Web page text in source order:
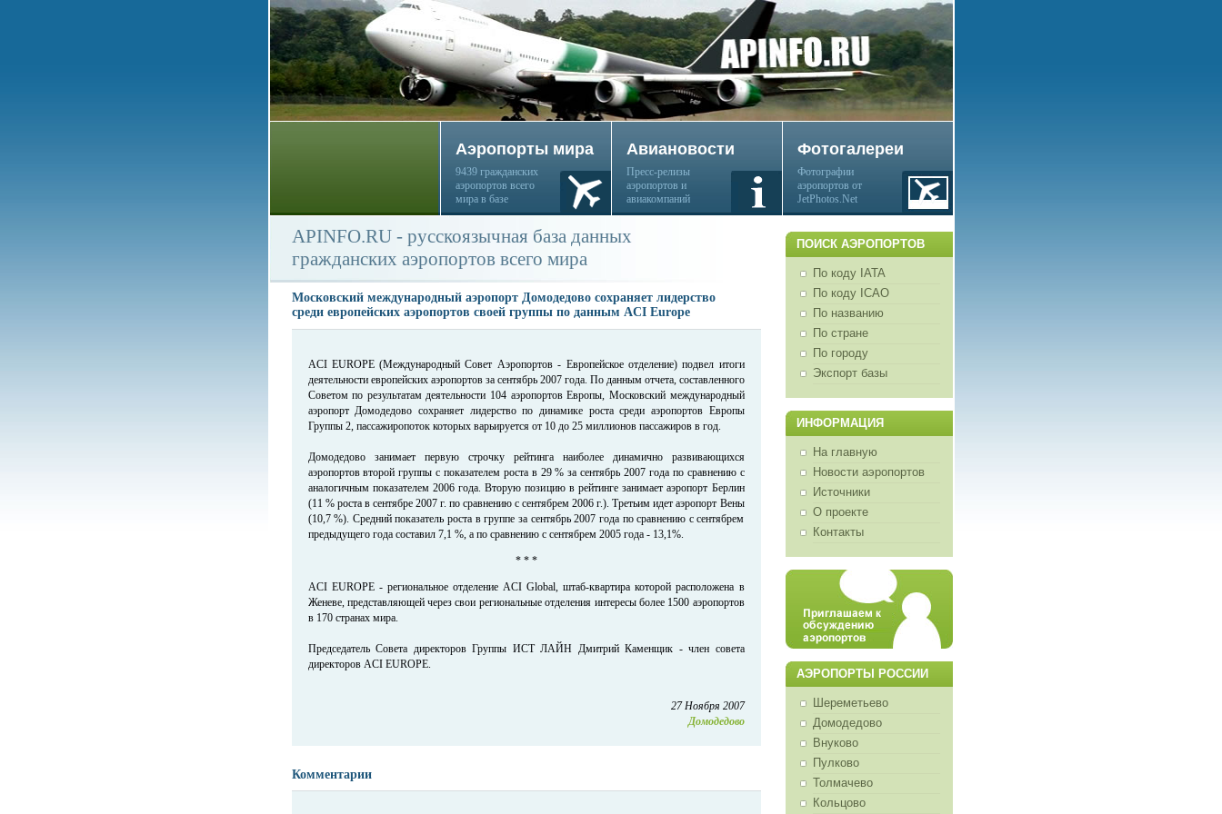
Аэропорты мира
9439 гражданских
аэропортов всего
мира в базе
Авиановости
Пресс-релизы
аэропортов и
авиакомпаний
Фотогалереи
Фотографии
аэропортов от
JetPhotos.Net
ПОИСК АЭРОПОРТОВ
По коду IATA
По коду ICAO
По названию
По стране
По городу
Экспорт базы
ИНФОРМАЦИЯ
На главную
Новости аэропортов
Источники
О проекте
Контакты
АЭРОПОРТЫ РОССИИ
Шереметьево
Домодедово
Внуково
Пулково
Толмачево
Кольцово
APINFO.RU - русскоязычная база данных
гражданских аэропортов всего мира
Московский международный аэропорт Домодедово сохраняет лидерство
среди европейских аэропортов своей группы по данным ACI Europe
ACI EUROPE (Международный Совет Аэропортов - Европейское отделение) подвел итоги
деятельности европейских аэропортов за сентябрь 2007 года. По данным отчета, составленного
Советом по результатам деятельности 104 аэропортов Европы, Московский международный
аэропорт Домодедово сохраняет лидерство по динамике роста среди аэропортов Европы
Группы 2, пассажиропоток которых варьируется от 10 до 25 миллионов пассажиров в год.
Домодедово занимает первую строчку рейтинга наиболее динамично развивающихся
аэропортов второй группы с показателем роста в 29 % за сентябрь 2007 года по сравнению с
аналогичным показателем 2006 года. Вторую позицию в рейтинге занимает аэропорт Берлин
(11 % роста в сентябре 2007 г. по сравнению с сентябрем 2006 г.). Третьим идет аэропорт Вены
(10,7 %). Средний показатель роста в группе за сентябрь 2007 года по сравнению с сентябрем
предыдущего года составил 7,1 %, а по сравнению с сентябрем 2005 года - 13,1%.
* * *
ACI EUROPE - региональное отделение ACI Global, штаб-квартира которой расположена в
Женеве, представляющей через свои региональные отделения интересы более 1500 аэропортов
в 170 странах мира.
Председатель Совета директоров Группы ИСТ ЛАЙН Дмитрий Каменщик - член совета
директоров ACI EUROPE.
27 Ноября 2007
Домодедово
Комментарии